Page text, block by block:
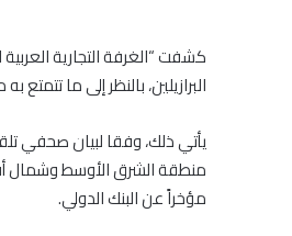
كشفت “الغرفة التجارية
البرازيلين، بالنظر إلى ما
يأتي ذلك، وفقا لبيان صحفي
مؤخراً عن البنك الدولي.